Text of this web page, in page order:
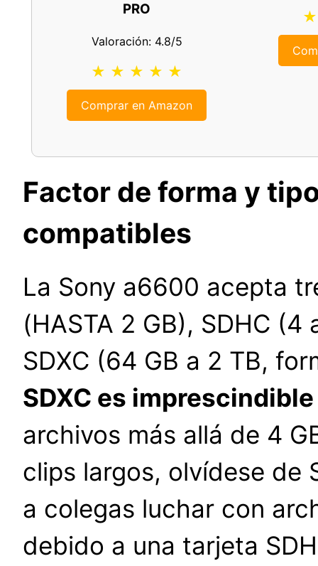
PRO
Valoración: 4.8/5
★ ★ ★ ★ ★
Comprar en Amazon
Factor de forma y
compatibles
La Sony a6600 acepta
(HASTA 2 GB), SDHC
SDXC (64 GB a 2 TB,
SDXC es imprescindible
archivos más allá de 4
clips largos, olvídese de
a colegas luchar con
debido a una tarjeta